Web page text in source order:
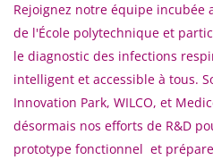
Rejoignez notre équipe incubée
de l'École polytechnique et
le diagnostic des infections
intelligent et accessible à tous.
Innovation Park, WILCO, et
désormais nos efforts de R&D
prototype fonctionnel et